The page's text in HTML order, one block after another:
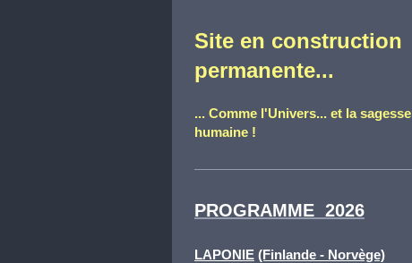
Site en construction
permanente...
... Comme l'Univers... et la sagesse
humaine !
PROGRAMME 2026
LAPONIE (Finlande - Norvège)